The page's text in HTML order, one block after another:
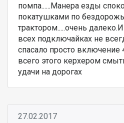
помпа......Манера езды
покатушками по
трактором.....очень
всех подключайках не
спасало просто включение
всего этого керхером
удачи на дорогах
27.02.2017